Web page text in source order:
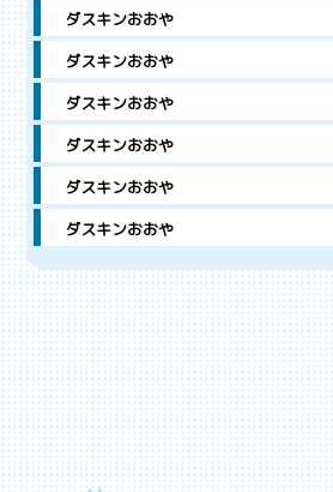
ダスキンおおや
ダスキンおおや
ダスキンおおや
ダスキンおおや
ダスキンおおや
ダスキンおおや